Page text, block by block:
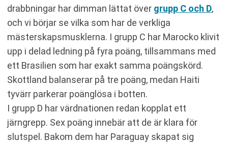
drabbningar har dimman lättat över grupp C och D,
och vi börjar se vilka som har de verkliga
mästerskapsmusklerna. I grupp C har Marocko klivit
upp i delad ledning på fyra poäng, tillsammans med
ett Brasilien som har exakt samma poängskörd.
Skottland balanserar på tre poäng, medan Haiti
tyvärr parkerar poänglösa i botten.
I grupp D har värdnationen redan kopplat ett
järngrepp. Sex poäng innebär att de är klara för
slutspel. Bakom dem har Paraguay skapat sig